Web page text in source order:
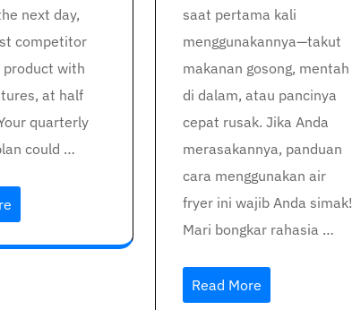
next day,
competitor
product with
at half
quarterly
could …
saat pertama kali
menggunakannya—takut
makanan gosong, mentah
di dalam, atau pancinya
cepat rusak. Jika Anda
merasakannya, panduan
cara menggunakan air
fryer ini wajib Anda simak!
Mari bongkar rahasia …
Read More